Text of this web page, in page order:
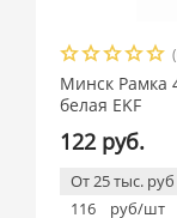
Минск Рамка
белая EKF
122 руб.
От 25 тыс. руб
116
руб/шт